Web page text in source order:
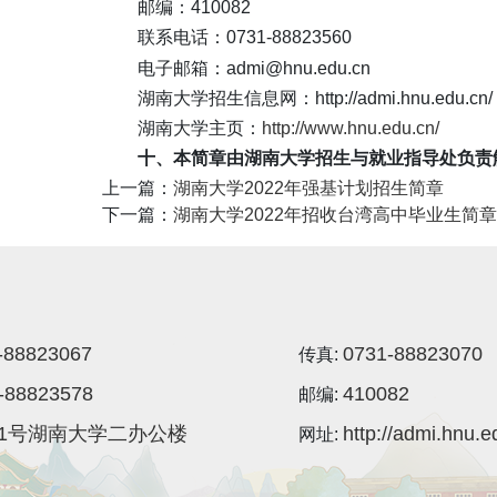
邮编：410082
联系电话：0731-88823560
电子邮箱：admi@hnu.edu.cn
湖南大学招生信息网：http://admi.hnu.edu.cn/
湖南大学主页： http://www.hnu.edu.cn/
十、本简章由湖南大学招生与就业指导处负责
上一篇： 湖南大学2022年强基计划招生简章
下一篇： 湖南大学2022年招收台湾高中毕业生简章
湖南大学二办公楼
传真: 0731-88823070
邮编: 410082
网址: http://